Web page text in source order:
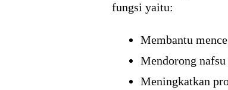
fungsi yaitu:
Membantu
Mendorong
Meningkatkan